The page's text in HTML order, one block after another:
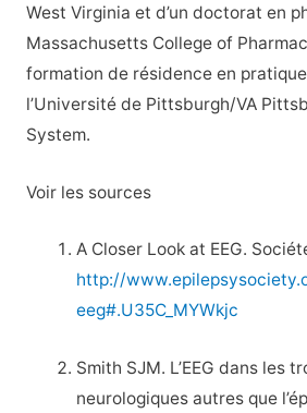
West Virginia et d’un doctorat en
Massachusetts College of
formation de résidence en
l’Université de Pittsburgh/VA
System.
Voir les sources
A Closer Look at EEG.
http://
eeg#.U35C_MYWkjc
Smith SJM. L’EEG dans les
neurologiques autres que